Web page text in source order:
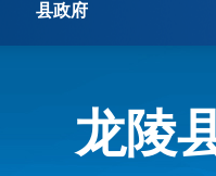
县政府
龙陵